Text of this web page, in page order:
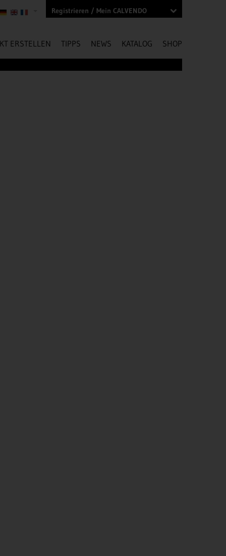
Registrieren / Mein CALVENDO
ERSTELLEN TIPPS NEWS KATALOG SHOP